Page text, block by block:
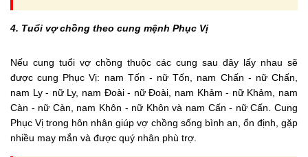
4. Tuổi vợ chồng theo cung mệnh Phục Vị
Nếu cung tuổi vợ chồng thuộc các cung sau đây lấy nhau sẽ
được cung Phục Vị: nam Tốn - nữ Tốn, nam Chấn - nữ Chấn,
nam Ly - nữ Ly, nam Đoài - nữ Đoài, nam Khảm - nữ Khảm, nam
Càn - nữ Càn, nam Khôn - nữ Khôn và nam Cấn - nữ Cấn. Cung
Phục Vị trong hôn nhân giúp vợ chồng sống bình an, ổn định, gặp
nhiều may mắn và được quý nhân phù trợ.